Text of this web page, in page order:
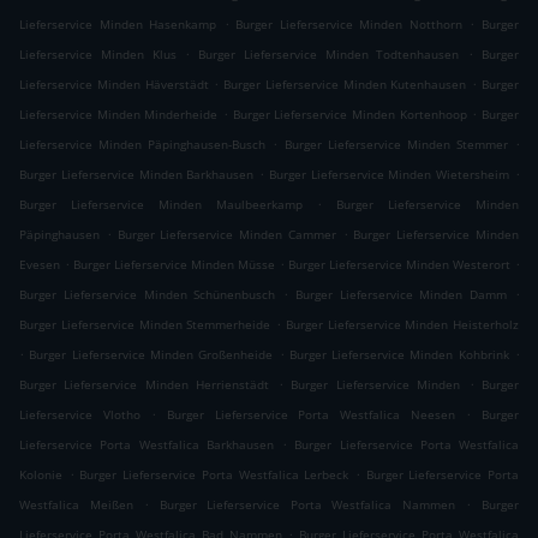
Lieferservice Minden Hasenkamp
. Burger Lieferservice Minden Notthorn . Burger
Lieferservice Minden Klus
. Burger Lieferservice Minden Todtenhausen .
Burger
Lieferservice Minden Häverstädt . Burger Lieferservice Minden Kutenhausen . Burger
Lieferservice Minden Minderheide . Burger Lieferservice Minden Kortenhoop . Burger
Lieferservice Minden Päpinghausen-Busch
. Burger Lieferservice Minden Stemmer .
Burger Lieferservice Minden Barkhausen . Burger Lieferservice Minden Wietersheim .
Burger Lieferservice Minden Maulbeerkamp
.
Burger Lieferservice Minden
Päpinghausen
. Burger Lieferservice Minden Cammer . Burger Lieferservice Minden
Evesen . Burger Lieferservice Minden Müsse . Burger Lieferservice Minden Westerort .
Burger Lieferservice Minden Schünenbusch
. Burger Lieferservice Minden Damm
.
Burger Lieferservice Minden Stemmerheide . Burger Lieferservice Minden Heisterholz
. Burger Lieferservice Minden Großenheide . Burger Lieferservice Minden Kohbrink .
Burger Lieferservice Minden Herrienstädt
. Burger Lieferservice Minden . Burger
Lieferservice Vlotho
. Burger Lieferservice Porta Westfalica Neesen .
Burger
Lieferservice Porta Westfalica Barkhausen
. Burger Lieferservice Porta Westfalica
Kolonie
. Burger Lieferservice Porta Westfalica Lerbeck . Burger Lieferservice Porta
Westfalica Meißen
. Burger Lieferservice Porta Westfalica Nammen .
Burger
.